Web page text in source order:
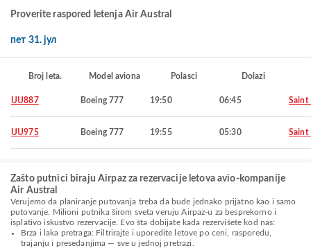
Proverite raspored letenja Air Austral
пет 31. јул
Broj leta. Model aviona Polasci Dolazi
UU887 Boeing 777 19:50 06:45 Saint
UU975 Boeing 777 19:55 05:30 Saint
Zašto putnici biraju Airpaz za rezervacije letova avio-kompanije
Air Austral
Verujemo da planiranje putovanja treba da bude jednako prijatno kao i samo
putovanje. Milioni putnika širom sveta veruju Airpaz-u za besprekorno i
isplativo iskustvo rezervacije. Evo šta dobijate kada rezervišete kod nas:
Brza i laka pretraga: Filtrirajte i uporedite letove po ceni, rasporedu,
trajanju i presedanjima — sve u jednoj pretrazi.